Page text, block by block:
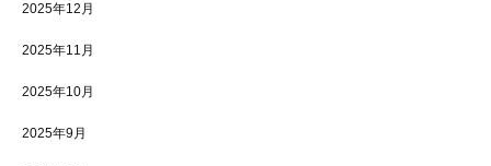
2025年12月
2025年11月
2025年10月
2025年9月